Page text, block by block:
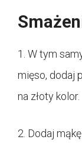
1. W tym
mięso, dodaj
na złoty kolor.
2. Dodaj